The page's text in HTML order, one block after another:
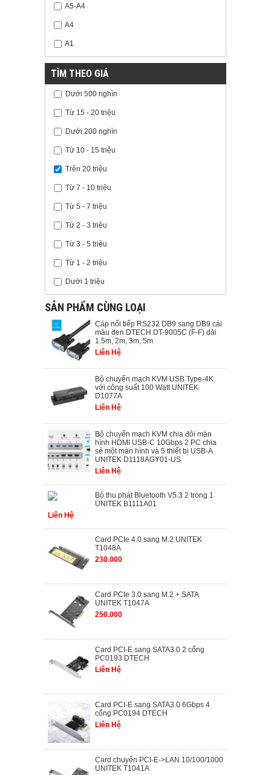
A5-A4
A4
A1
TÌM THEO GIÁ
Dưới 500 nghìn
Từ 15 - 20 triệu
Dưới 200 nghìn
Từ 10 - 15 triệu
Trên 20 triệu
Từ 7 - 10 triệu
Từ 5 - 7 triệu
Từ 2 - 3 triệu
Từ 3 - 5 triệu
Từ 1 - 2 triệu
Dưới 1 triệu
SẢN PHẨM CÙNG LOẠI
Cáp nối tiếp RS232 DB9 sang DB9 cái
màu đen DTECH DT-9005C (F-F) dài
1.5m, 2m, 3m, 5m
Liên Hệ
Bộ chuyển mạch KVM USB Type-4K
với công suất 100 Watt UNITEK
D1077A
Liên Hệ
Bộ chuyển mạch KVM chia đôi màn
hình HDMI USB-C 10Gbps 2 PC chia
sẻ một màn hình và 5 thiết bị USB-A
UNITEK D1118AGY01-US
Liên Hệ
Bộ thu phát Bluetooth V5.3 2 trong 1
UNITEK B1111A01
Liên Hệ
Card PCIe 4.0 sang M.2 UNITEK
T1048A
230.000
Card PCIe 3.0 sang M.2 + SATA
UNITEK T1047A
250.000
Card PCI-E sang SATA3.0 2 cổng
PC0193 DTECH
Liên Hệ
Card PCI-E sang SATA3.0 6Gbps 4
cổng PC0194 DTECH
Liên Hệ
Card chuyển PCI-E->LAN 10/100/1000
UNITEK T1041A